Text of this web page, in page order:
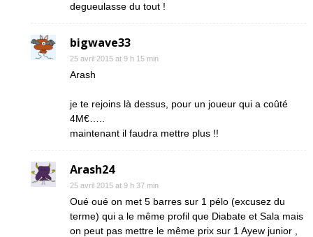
degueulasse du tout !
bigwave33
25 avril 2015 at 9 h 15 min
Arash
je te rejoins là dessus, pour un joueur qui a coûté
4M€…..
maintenant il faudra mettre plus !!
Arash24
25 avril 2015 at 9 h 37 min
Oué oué on met 5 barres sur 1 pélo (excusez du
terme) qui a le même profil que Diabate et Sala mais
on peut pas mettre le même prix sur 1 Ayew junior ,